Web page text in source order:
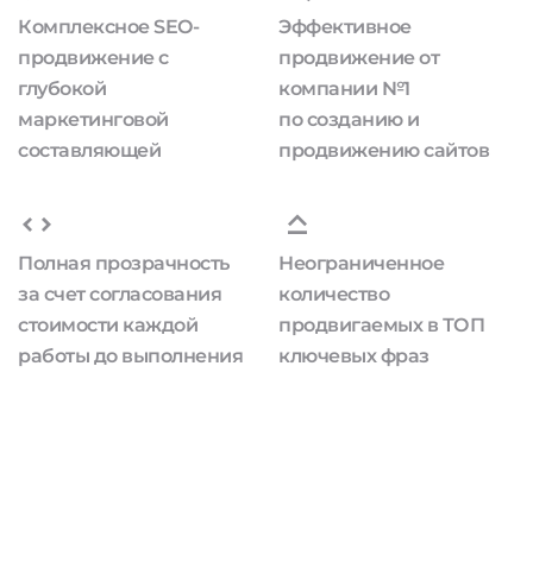
Комплексное SEO-
продвижение с
глубокой
маркетинговой
составляющей
Эффективное
продвижение от
компании №1
по созданию и
продвижению сайтов
Полная прозрачность
за счет согласования
стоимости каждой
работы до выполнения
Неограниченное
количество
продвигаемых в ТОП
ключевых фраз